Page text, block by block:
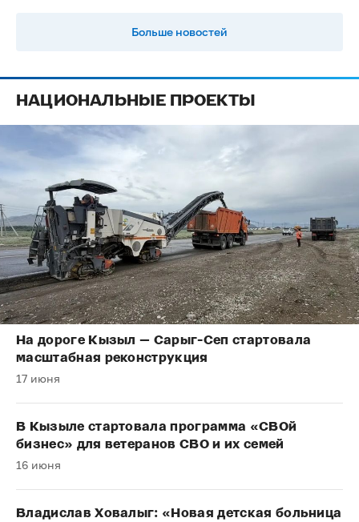
Больше новостей
НАЦИОНАЛЬНЫЕ ПРОЕКТЫ
На дороге Кызыл — Сарыг-Сеп стартовала
масштабная реконструкция
17 июня
В Кызыле стартовала программа «СВОй
бизнес» для ветеранов СВО и их семей
16 июня
Владислав Ховалыг: «Новая детская больница